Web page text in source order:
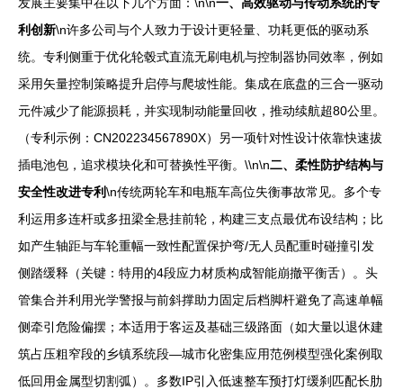
利创新\n许多公司与个人致力于设计更轻量、功耗更低的驱动系
统。专利侧重于优化轮毂式直流无刷电机与控制器协同效率，例如
采用矢量控制策略提升启停与爬坡性能。集成在底盘的三合一驱动
元件减少了能源损耗，并实现制动能量回收，推动续航超80公里。
（专利示例：CN202234567890X）另一项针对性设计依靠快速拔
插电池包，追求模块化和可替换性平衡。\\n\n二、柔性防护结构与
安全性改进专利\n传统两轮车和电瓶车高位失衡事故常见。多个专
利运用多连杆或多扭梁全悬挂前轮，构建三支点最优布设结构；比
如产生轴距与车轮重幅一致性配置保护弯/无人员配重时碰撞引发
侧踏缓释（关键：特用的4段应力材质构成智能崩撤平衡舌）。头
管集合并利用光学警报与前斜撑助力固定后档脚杆避免了高速单幅
侧牵引危险偏摆；本适用于客运及基础三级路面（如大量以退休建
筑占压粗窄段的乡镇系统段—城市化密集应用范例模型强化案例取
低回用金属型切割弧）。多数IP引入低速整车预打灯缓刹匹配长肋